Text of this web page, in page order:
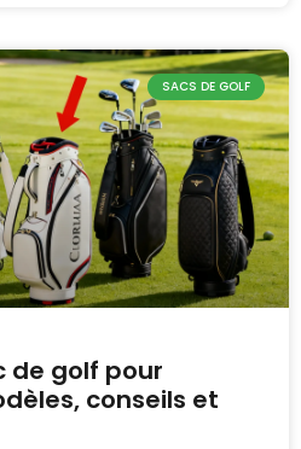
SACS DE GOLF
de golf pour
conseils et